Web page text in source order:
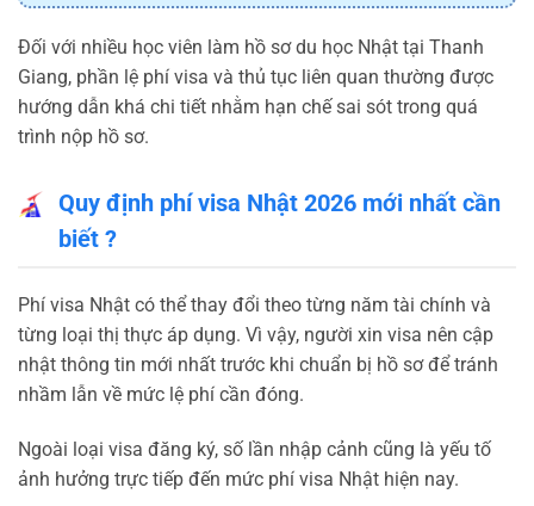
Đối với nhiều học viên làm hồ sơ du học Nhật tại Thanh
Giang, phần lệ phí visa và thủ tục liên quan thường được
hướng dẫn khá chi tiết nhằm hạn chế sai sót trong quá
trình nộp hồ sơ.
Quy định phí visa Nhật 2026 mới nhất cần
biết ?
Phí visa Nhật có thể thay đổi theo từng năm tài chính và
từng loại thị thực áp dụng. Vì vậy, người xin visa nên cập
nhật thông tin mới nhất trước khi chuẩn bị hồ sơ để tránh
nhầm lẫn về mức lệ phí cần đóng.
Ngoài loại visa đăng ký, số lần nhập cảnh cũng là yếu tố
ảnh hưởng trực tiếp đến mức phí visa Nhật hiện nay.